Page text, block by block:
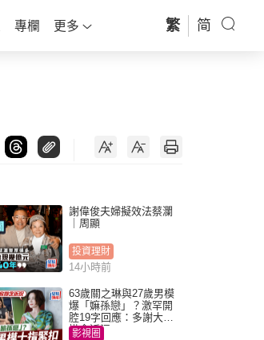
專欄 更多 繁 简
謝偉俊夫婦擬效法蔡瀾
｜周顯
投資理財
14小時前
63歲關之琳與27歲男模
爆「嫲孫戀」？激罕開
腔19字回應：多謝大家
掛念近況
影視圈